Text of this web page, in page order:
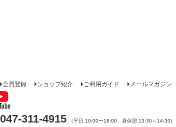
会員登録 ショップ紹介 ご利用ガイド メールマガジン
047-311-4915 （平日 10:00〜18:00、昼休憩 13:30～14:30)